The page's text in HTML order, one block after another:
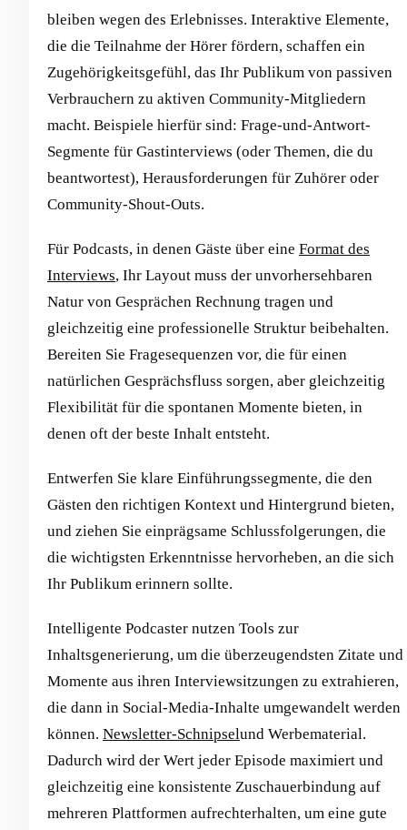
bleiben wegen des Erlebnisses. Interaktive Elemente,
die die Teilnahme der Hörer fördern, schaffen ein
Zugehörigkeitsgefühl, das Ihr Publikum von passiven
Verbrauchern zu aktiven Community-Mitgliedern
macht. Beispiele hierfür sind: Frage-und-Antwort-
Segmente für Gastinterviews (oder Themen, die du
beantwortest), Herausforderungen für Zuhörer oder
Community-Shout-Outs.
Für Podcasts, in denen Gäste über eine Format des
Interviews, Ihr Layout muss der unvorhersehbaren
Natur von Gesprächen Rechnung tragen und
gleichzeitig eine professionelle Struktur beibehalten.
Bereiten Sie Fragesequenzen vor, die für einen
natürlichen Gesprächsfluss sorgen, aber gleichzeitig
Flexibilität für die spontanen Momente bieten, in
denen oft der beste Inhalt entsteht.
Entwerfen Sie klare Einführungssegmente, die den
Gästen den richtigen Kontext und Hintergrund bieten,
und ziehen Sie einprägsame Schlussfolgerungen, die
die wichtigsten Erkenntnisse hervorheben, an die sich
Ihr Publikum erinnern sollte.
Intelligente Podcaster nutzen Tools zur
Inhaltsgenerierung, um die überzeugendsten Zitate und
Momente aus ihren Interviewsitzungen zu extrahieren,
die dann in Social-Media-Inhalte umgewandelt werden
können. Newsletter-Schnipselund Werbematerial.
Dadurch wird der Wert jeder Episode maximiert und
gleichzeitig eine konsistente Zuschauerbindung auf
mehreren Plattformen aufrechterhalten, um eine gute